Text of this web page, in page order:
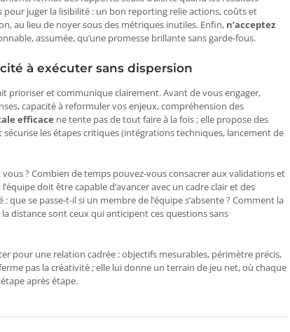
juger la lisibilité : un bon reporting relie actions, coûts et
au lieu de noyer sous des métriques inutiles. Enfin, n’acceptez
assumée, qu’une promesse brillante sans garde-fous.
à exécuter sans dispersion
prioriser et communique clairement. Avant de vous engager,
capacité à reformuler vos enjeux, compréhension des
efficace ne tente pas de tout faire à la fois ; elle propose des
les étapes critiques (intégrations techniques, lancement de
vous ? Combien de temps pouvez-vous consacrer aux validations et
doit être capable d’avancer avec un cadre clair et des
se passe-t-il si un membre de l’équipe s’absente ? Comment la
distance sont ceux qui anticipent ces questions sans
pour une relation cadrée : objectifs mesurables, périmètre précis,
pas la créativité ; elle lui donne un terrain de jeu net, où chaque
après étape.